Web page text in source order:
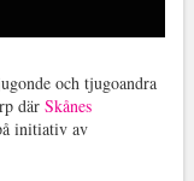
och tjugoandra
där Skånes
initiativ av